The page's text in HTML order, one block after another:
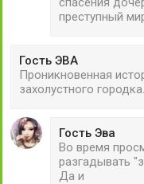
преступный
Гость ЭВА
Проникновенная
захолустного
Гость Эва
Во время
разгадывать
Да и